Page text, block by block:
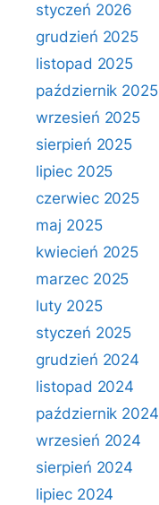
styczeń 2026
grudzień 2025
listopad 2025
październik 2025
wrzesień 2025
sierpień 2025
lipiec 2025
czerwiec 2025
maj 2025
kwiecień 2025
marzec 2025
luty 2025
styczeń 2025
grudzień 2024
listopad 2024
październik 2024
wrzesień 2024
sierpień 2024
lipiec 2024